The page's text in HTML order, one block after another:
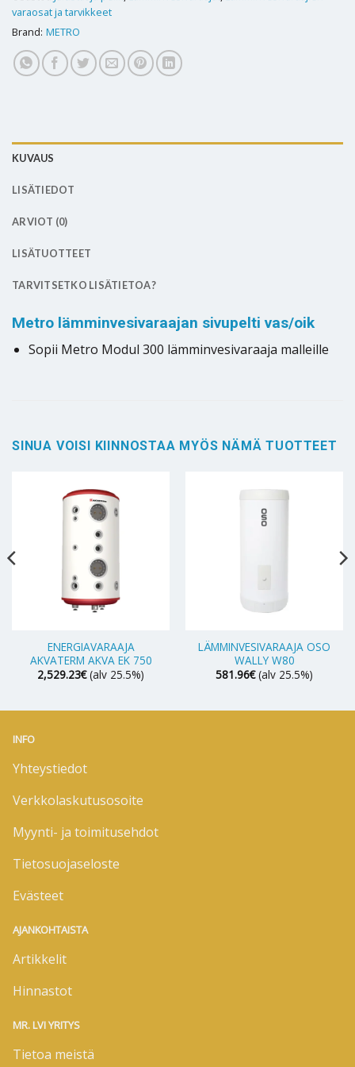
varaosat ja tarvikkeet
Brand: METRO
KUVAUS
LISÄTIEDOT
ARVIOT (0)
LISÄTUOTTEET
TARVITSETKO LISÄTIETOA?
Metro lämminvesivaraajan sivupelti vas/oik
Sopii Metro Modul 300 lämminvesivaraaja malleille
SINUA VOISI KIINNOSTAA MYÖS NÄMÄ TUOTTEET
ENERGIAVARAAJA
AKVATERM AKVA EK 750
2,529.23€ (alv 25.5%)
LÄMMINVESIVARAAJA OSO
WALLY W80
581.96€ (alv 25.5%)
INFO
Yhteystiedot
Verkkolaskutusosoite
Myynti- ja toimitusehdot
Tietosuojaseloste
Evästeet
AJANKOHTAISTA
Artikkelit
Hinnastot
MR. LVI YRITYS
Tietoa meistä